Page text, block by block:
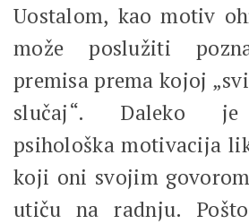
Uostalom, kao motiv
može poslužiti
premisa prema kojoj
slučaj“. Daleko je
psihološka motivacija
koji oni svojim
utiču na radnju.